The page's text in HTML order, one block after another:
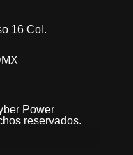
16 Col.
Power
reservados.